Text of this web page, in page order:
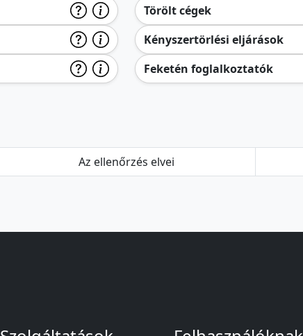
Törölt cégek
Kényszertörlési eljárások
Feketén foglalkoztatók
Az ellenőrzés elvei